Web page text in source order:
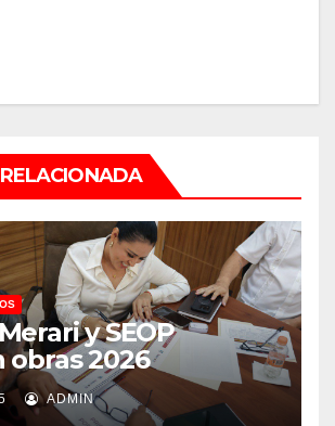
y SEOP
2026
ADMIN